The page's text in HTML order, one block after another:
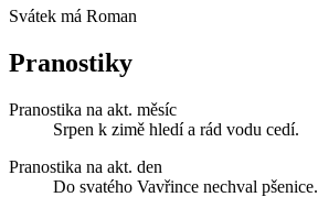
Svátek má Roman
Pranostiky
Pranostika na akt. měsíc
Srpen k zimě hledí a rád vodu cedí.
Pranostika na akt. den
Do svatého Vavřince nechval pšenice.